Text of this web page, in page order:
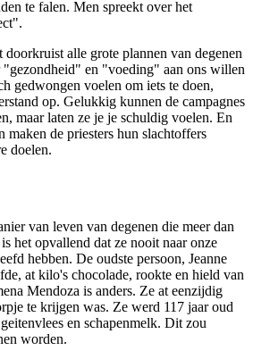
te falen. Men spreekt over het
alle grote plannen van degenen
en "voeding" aan ons willen
gedwongen voelen om iets te doen,
op. Gelukkig kunnen de campagnes
maar laten ze je je schuldig voelen. En
maken de priesters hun slachtoffers
doelen.
van leven van degenen die meer dan
het opvallend dat ze nooit naar onze
hebben. De oudste persoon, Jeanne
at kilo's chocolade, rookte en hield van
Mendoza is anders. Ze at eenzijdig
te krijgen was. Ze werd 117 jaar oud
en schapenmelk. Dit zou
worden.